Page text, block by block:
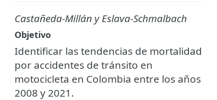
Castañeda-Millán y Eslava-Schmalbach
Objetivo
Identificar las tendencias de mortalidad
por accidentes de tránsito en
motocicleta en Colombia entre los años
2008 y 2021.